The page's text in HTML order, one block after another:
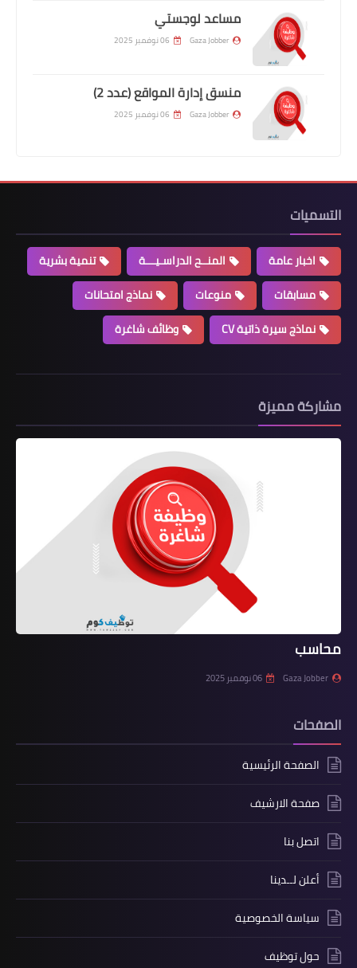
مساعد لوجستي
Gaza Jobber 06 نوفمبر 2025
منسق إدارة المواقع (عدد 2)
Gaza Jobber 06 نوفمبر 2025
التسميات
اخبار عامة المنــح الدراسـيـــة
تنمية بشرية
مسابقات
منوعات
نماذج امتحانات
نماذج سيرة ذاتية CV
وظائف شاغرة
مشاركة مميزة
محاسب
Gaza Jobber 06 نوفمبر 2025
الصفحات
الصفحة الرئيسية
صفحة الارشيف
اتصل بنا
أعلن لــدينا
سياسة الخصوصية
حول توظيف